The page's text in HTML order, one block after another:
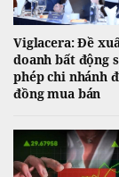
Viglacera: Đề
doanh bất động
phép chi nhánh
đồng mua bán